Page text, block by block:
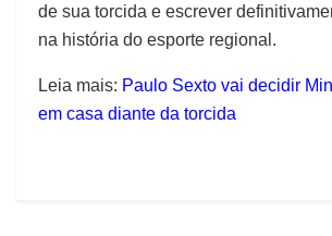
de sua torcida e escrever
na história do esporte regional.
Leia mais: Paulo Sexto vai decidir
em casa diante da torcida